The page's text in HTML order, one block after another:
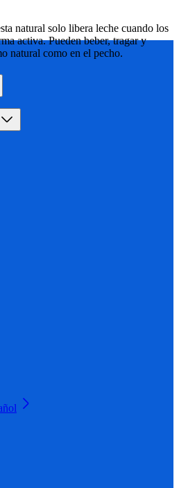
natural solo libera leche cuando los
activa. Pueden beber, tragar y
natural como en el pecho.